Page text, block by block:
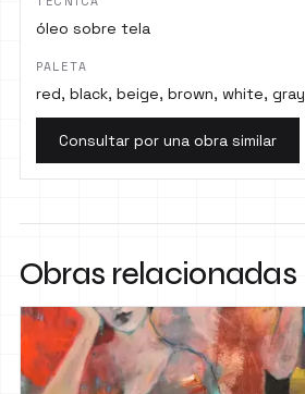
óleo sobre tela
PALETA
red, black, beige, brown, white, gray
Consultar por una obra similar
Obras relacionadas